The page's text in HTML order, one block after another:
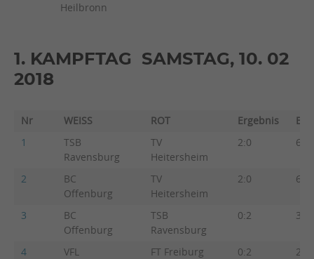
Heilbronn
1. KAMPFTAG SAMSTAG, 10. 02
2018
Nr WEISS ROT Ergebnis
1
TSB
Ravensburg
TV
Heitersheim
2:0 6:1
2
BC
Offenburg
TV
Heitersheim
2:0 6:1
3
BC
Offenburg
TSB
Ravensburg
0:2 3:4
4
VFL
FT Freiburg 0:2 2:5